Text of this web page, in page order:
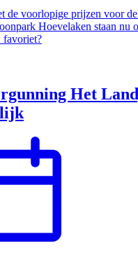
de voorlopige prijzen voor
Hoevelaken staan nu
favoriet?
Het